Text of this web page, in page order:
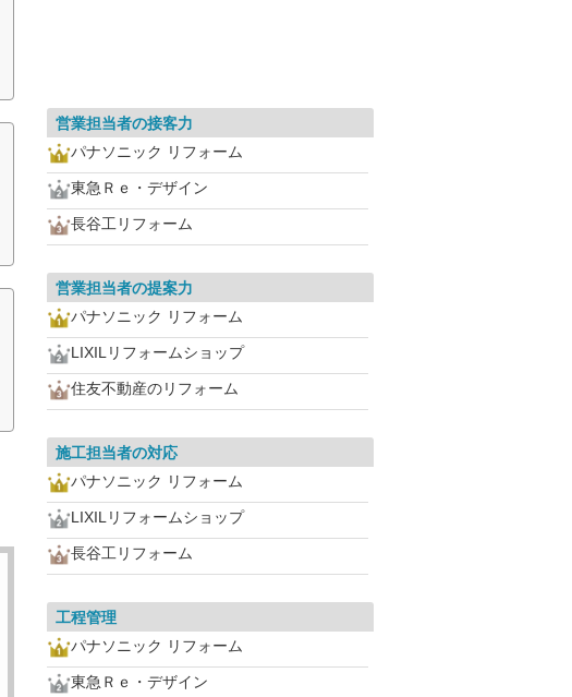
営業担当者の接客力
パナソニック リフォーム
東急Ｒｅ・デザイン
長谷工リフォーム
営業担当者の提案力
パナソニック リフォーム
LIXILリフォームショップ
住友不動産のリフォーム
施工担当者の対応
パナソニック リフォーム
LIXILリフォームショップ
長谷工リフォーム
工程管理
パナソニック リフォーム
東急Ｒｅ・デザイン